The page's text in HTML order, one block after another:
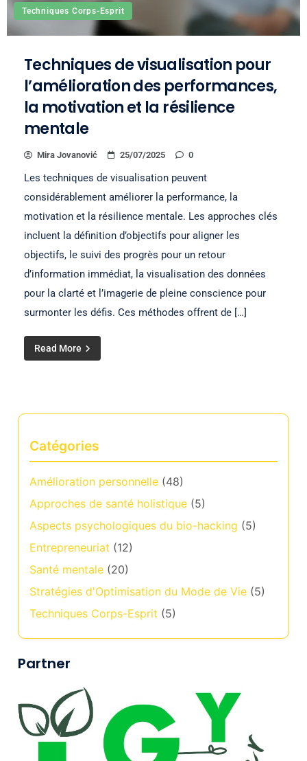
Techniques Corps-Esprit
Techniques de visualisation pour
l’amélioration des performances,
la motivation et la résilience
mentale
Mira Jovanović 25/07/2025 0
Les techniques de visualisation peuvent
considérablement améliorer la performance, la
motivation et la résilience mentale. Les approches clés
incluent la définition d’objectifs pour aligner les
objectifs, le suivi des progrès pour un retour
d’information immédiat, la visualisation des données
pour la clarté et l’imagerie de pleine conscience pour
surmonter les défis. Ces méthodes offrent de […]
Read More
Catégories
Amélioration personnelle (48)
Approches de santé holistique (5)
Aspects psychologiques du bio-hacking (5)
Entrepreneuriat (12)
Santé mentale (20)
Stratégies d'Optimisation du Mode de Vie (5)
Techniques Corps-Esprit (5)
Partner